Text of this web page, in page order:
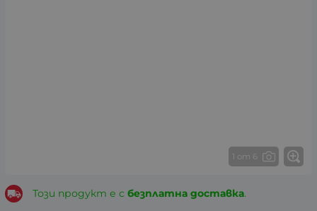
1 от 6
Този продукт е с безплатна доставка.